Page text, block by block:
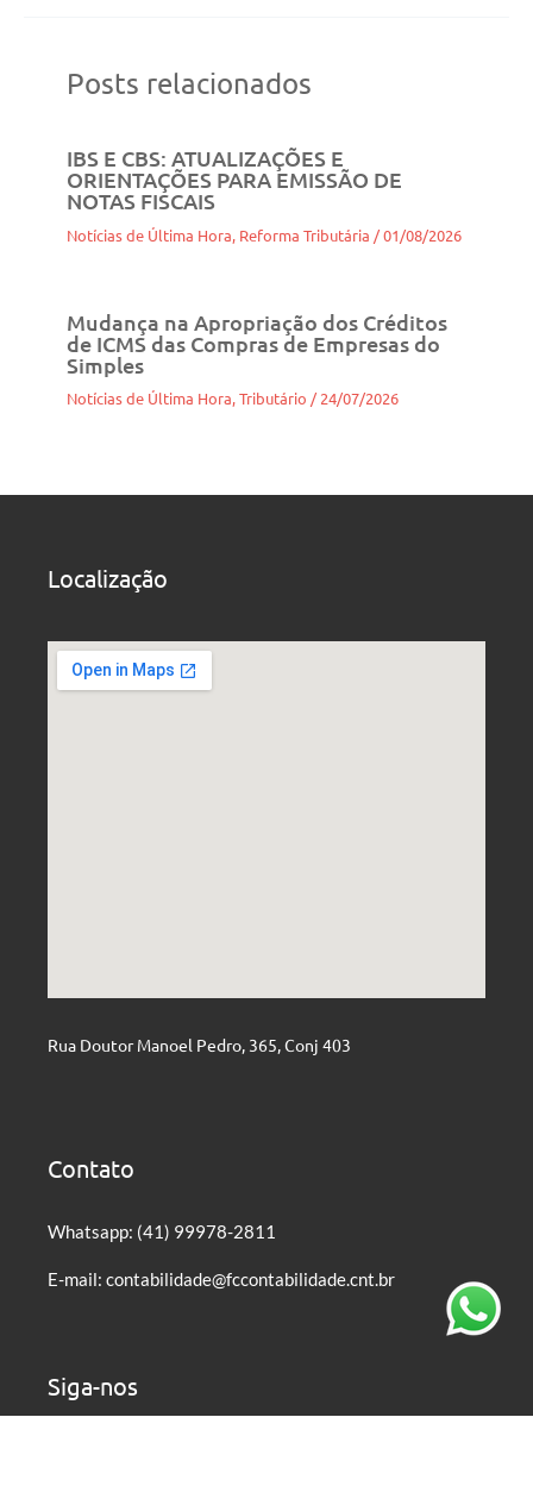
Posts relacionados
IBS E CBS: ATUALIZAÇÕES E
ORIENTAÇÕES PARA EMISSÃO DE
NOTAS FISCAIS
Notícias de Última Hora, Reforma Tributária /01/08/2026
Mudança na Apropriação dos Créditos
de ICMS das Compras de Empresas do
Simples
Notícias de Última Hora,Tributário / 24/07/2026
Localização
Rua Doutor Manoel Pedro, 365, Conj 403
Contato
Whatsapp: (41) 99978-2811
E-mail: contabilidade@fccontabilidade.cnt.br
Siga-nos